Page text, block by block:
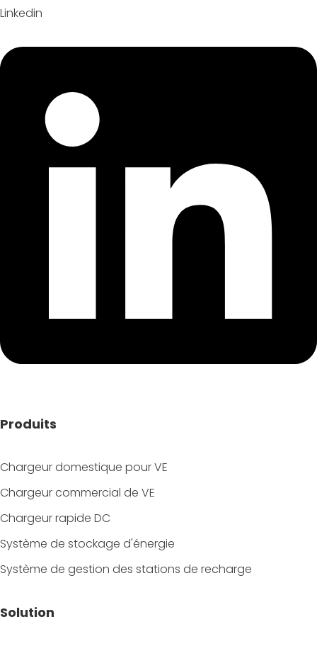
Linkedin
Produits
Chargeur domestique pour VE
Chargeur commercial de VE
Chargeur rapide DC
Système de stockage d'énergie
Système de gestion des stations de recharge
Solution